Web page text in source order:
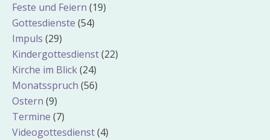
Feste und Feiern (19)
Gottesdienste (54)
Impuls (29)
Kindergottesdienst(22)
Kirche im Blick(24)
Monatsspruch (56)
Ostern (9)
Termine (7)
Videogottesdienst(4)